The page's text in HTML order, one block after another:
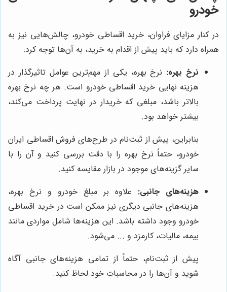
خودرو
در کنار مزایای فراوان، خرید اقساطی خودرو، چالش‌هایی نیز به
همراه دارد که باید پیش از اقدام به خرید، به آن‌ها توجه کرد:
نرخ بهره: نرخ بهره، یکی از مهم‌ترین عوامل تاثیرگذار در
هزینه نهایی خرید اقساطی خودرو است. هر چه نرخ بهره
بالاتر باشد، مبلغی که خریدار در نهایت پرداخت می‌کند،
بیشتر خواهد بود.
بنابراین، پیش از ثبت‌نام در طرح‌های فروش اقساطی ایران
خودرو، حتماً نرخ بهره را با دقت بررسی کنید و آن را با
سایر گزینه‌های موجود در بازار مقایسه کنید.
هزینه‌های جانبی: علاوه بر مبلغ خودرو و نرخ بهره،
هزینه‌های جانبی دیگری نیز ممکن است در خرید اقساطی
خودرو وجود داشته باشد. این هزینه‌ها شامل مواردی مانند
بیمه، مالیات، کارمزد و ... می‌شود.
پیش از ثبت‌نام، حتماً از تمامی هزینه‌های جانبی آگاه
شوید و آن‌ها را در محاسبات خود لحاظ کنید.